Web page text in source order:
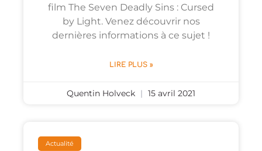
film The Seven Deadly Sins : Cursed
by Light. Venez découvrir nos
dernières informations à ce sujet !
LIRE PLUS »
Quentin Holveck 15 avril 2021
Actualité